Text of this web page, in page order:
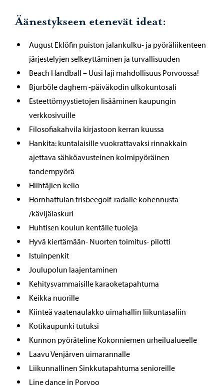
Äänestykseen etenevät ideat:
August Eklöfin puiston jalankulku- ja pyöräliikenteen
järjestelyjen selkeyttäminen ja turvallisuuden
Beach Handball – Uusi laji mahdollisuus Porvoossa!
Bjurböle daghem -päiväkodin ulkokuntosali
Esteettömyystietojen lisääminen kaupungin
verkkosivuille
Filosofiakahvila kirjastoon kerran kuussa
Hankita: kuntalaisille vuokrattavaksi rinnakkain
ajettava sähköavusteinen kolmipyöräinen
tandempyörä
Hiihtäjien kello
Hornhattulan frisbeegolf-radalle kohennusta
/kävijälaskuri
Huhtisen koulun kentälle tuoleja
Hyvä kiertämään- Nuorten toimitus- pilotti
Istuinpenkit
Joulupolun laajentaminen
Kehitysvammaisille karaoketapahtuma
Keikka nuorille
Kiinteä vaatenaulakko uimahallin liikuntasaliin
Kotikaupunki tutuksi
Kunnon pyöräteline Kokonniemen urheilualueelle
Laavu Venjärven uimarannalle
Liikunnallinen Sinkkutapahtuma senioreille
Line dance in Porvoo